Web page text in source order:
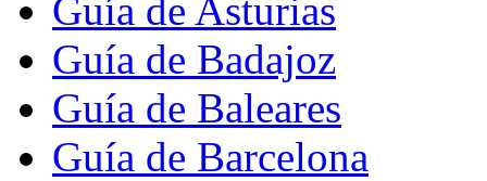
Guía de Asturias
Guía de Badajoz
Guía de Baleares
Guía de Barcelona